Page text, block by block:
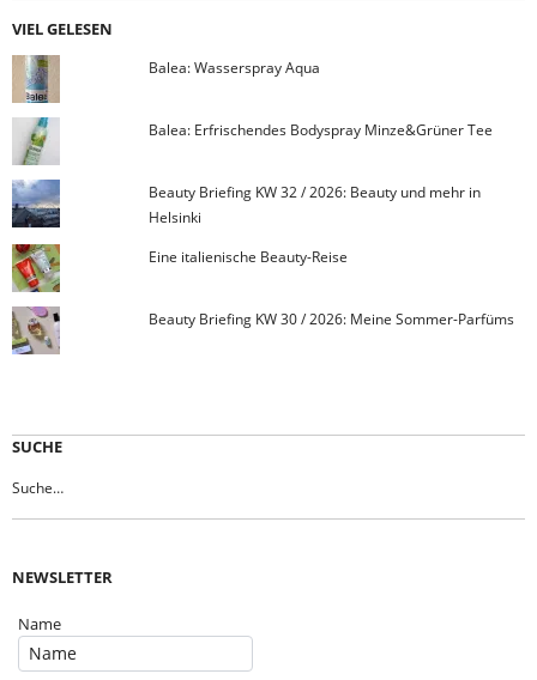
VIEL GELESEN
Balea: Wasserspray Aqua
Balea: Erfrischendes Bodyspray Minze&Grüner Tee
Beauty Briefing KW 32 / 2026: Beauty und mehr in
Helsinki
Eine italienische Beauty-Reise
Beauty Briefing KW 30 / 2026: Meine Sommer-Parfüms
SUCHE
NEWSLETTER
Name